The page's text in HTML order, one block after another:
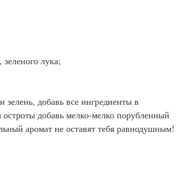
лука;
добавь все ингредиенты в
добавь мелко-мелко порубленный
аромат не оставят тебя равнодушным!